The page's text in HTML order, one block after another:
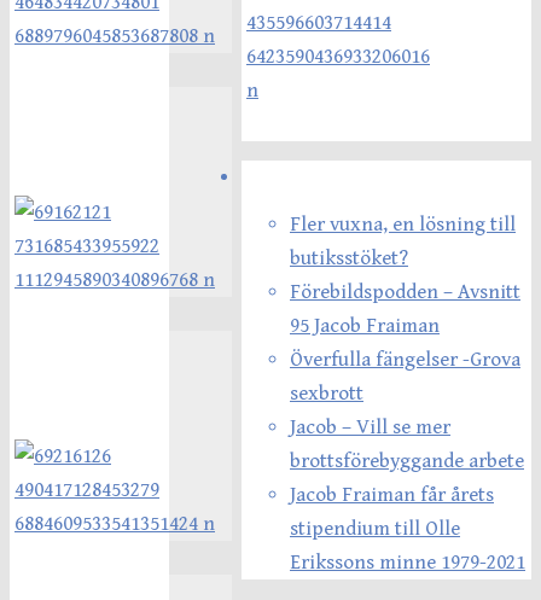
Fler vuxna, en lösning till
butiksstöket?
Förebildspodden – Avsnitt
95 Jacob Fraiman
Överfulla fängelser -Grova
sexbrott
Jacob – Vill se mer
brottsförebyggande arbete
Jacob Fraiman får årets
stipendium till Olle
Erikssons minne 1979-2021